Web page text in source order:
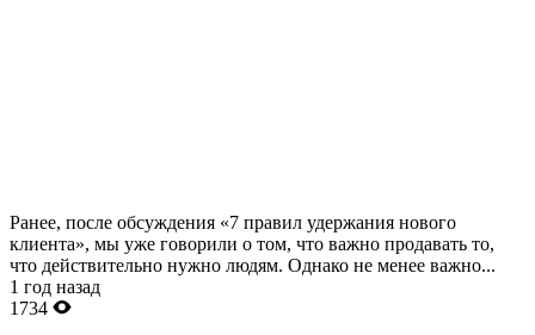
Ранее, после обсуждения «7 правил удержания нового
клиента», мы уже говорили о том, что важно продавать то,
что действительно нужно людям. Однако не менее важно...
1 год назад
1734